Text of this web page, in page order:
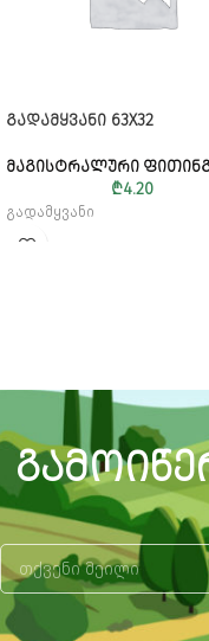
ᲒᲐᲓᲐᲛᲧᲕᲐᲜᲘ 63X32
ᲛᲐᲒᲘᲡᲢᲠᲐᲚᲣᲠᲘ
₾4.20
გადამყვანი